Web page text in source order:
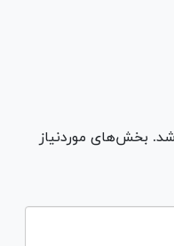
بخش‌های موردنیاز